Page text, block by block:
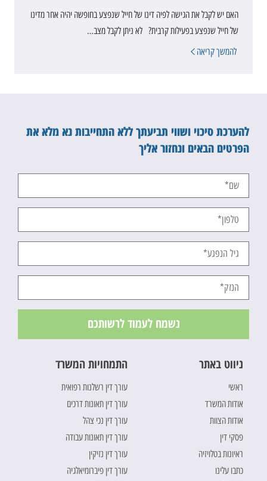
האם יש לקבל את הגישה לפיה דינו של חייל שנפצע בחופשה יהיה אחר מדינו
של חייל שנפצע בפעילות קרבית? לא ניתן לקבל מצב…
להמשך קריאה
להערכת סיכוי ושווי תביעתך ללא התחייבות נא מלא את
הפרטים הבאים ונחזור אליך
נשמח לעמוד לרשותכם
ניווט באתר
ראשי
אודות המשרד
אודות הצוות
פסקי דין
ראיונות בטלויזיה
כתבו עלינו
התמחויות המשרד
עורך דין רשלנות רפואית
עורך דין תאונות דרכים
עורך דין נכי צהל
עורך דין תאונות עבודה
עורך דין נזיקין
עורך דין פיברומיאלגיה